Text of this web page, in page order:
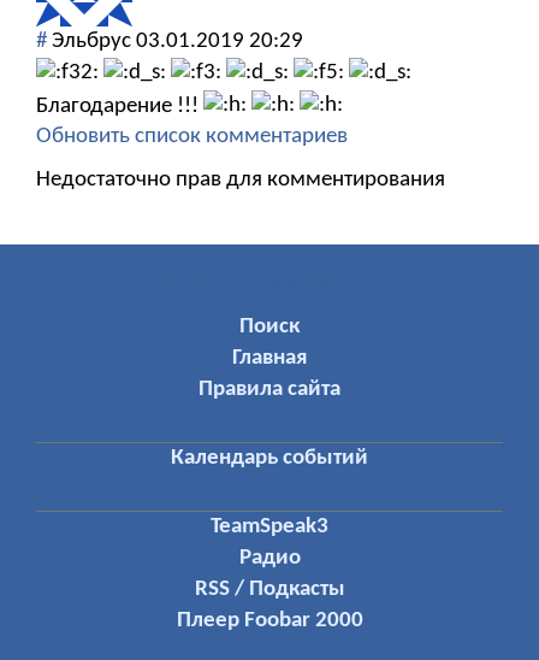
# Эльбрус 03.01.2019 20:29
Благодарение !!!
Обновить список комментариев
Недостаточно прав для комментирования
Поиск
Главная
Правила сайта
Календарь событий
TeamSpeak3
Радио
RSS / Подкасты
Плеер Foobar 2000